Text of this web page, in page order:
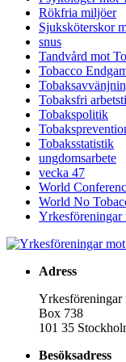
Rökfria miljöer
Sjuksköterskor
snus
Tandvård mot
Tobacco
Tobaksfri
Tobakspolitik
Tobaksstatistik
ungdomsarbete
vecka 47
World
World No
Yrkesföreningar
Adress
Yrkesföreningar
Box 738
101 35
Besöksadress